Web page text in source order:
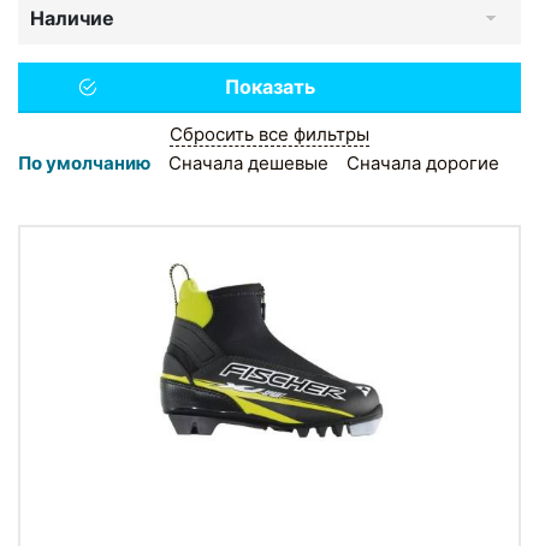
Наличие
Сбросить все фильтры
По умолчанию
Сначала дешевые Сначала дорогие